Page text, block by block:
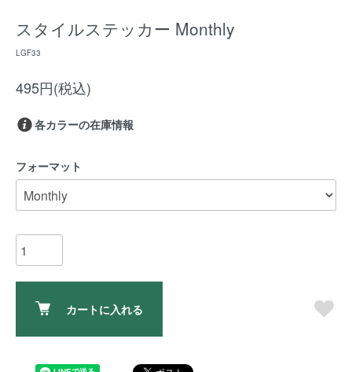
スタイルステッカー Monthly
LGF33
495円(税込)
各カラーの在庫情報
フォーマット
カートに入れる